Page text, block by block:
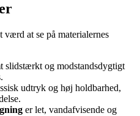
at se på materialernes
slidstærkt og modstandsdygtigt
udtryk og høj holdbarhed,
er let, vandafvisende og